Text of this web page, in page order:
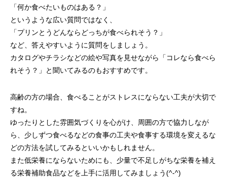
「何か食べたいものはある？」
というような広い質問ではなく、
「プリンとうどんならどっちが食べられそう？」
など、答えやすいように質問をしましょう。
カタログやチラシなどの絵や写真を見せながら「コレなら食べら
れそう？」と聞いてみるのもおすすめです。
高齢の方の場合、食べることがストレスにならない工夫が大切で
すね。
ゆったりとした雰囲気づくりを心がけ、周囲の方で協力しなが
ら、少しずつ食べるなどの食事の工夫や食事する環境を変えるな
どの方法を試してみるといいかもしれません。
また低栄養にならないためにも、少量で不足しがちな栄養を補え
る栄養補助食品などを上手に活用してみましょう(^-^)